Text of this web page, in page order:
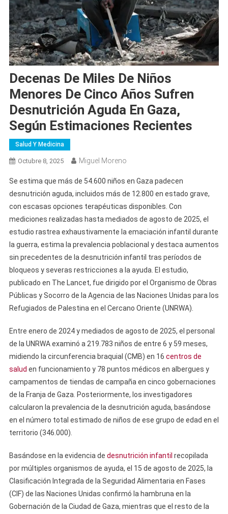
Decenas De Miles De Niños
Menores De Cinco Años Sufren
Desnutrición Aguda En Gaza,
Según Estimaciones Recientes
Salud Y Medicina
Octubre 8, 2025 Miguel Moreno
Se estima que más de 54.600 niños en Gaza padecen
desnutrición aguda, incluidos más de 12.800 en estado grave,
con escasas opciones terapéuticas disponibles. Con
mediciones realizadas hasta mediados de agosto de 2025, el
estudio rastrea exhaustivamente la emaciación infantil durante
la guerra, estima la prevalencia poblacional y destaca aumentos
sin precedentes de la desnutrición infantil tras períodos de
bloqueos y severas restricciones a la ayuda. El estudio,
publicado en The Lancet, fue dirigido por el Organismo de Obras
Públicas y Socorro de la Agencia de las Naciones Unidas para los
Refugiados de Palestina en el Cercano Oriente (UNRWA).
Entre enero de 2024 y mediados de agosto de 2025, el personal
de la UNRWA examinó a 219.783 niños de entre 6 y 59 meses,
midiendo la circunferencia braquial (CMB) en 16 centros de
salud en funcionamiento y 78 puntos médicos en albergues y
campamentos de tiendas de campaña en cinco gobernaciones
de la Franja de Gaza. Posteriormente, los investigadores
calcularon la prevalencia de la desnutrición aguda, basándose
en el número total estimado de niños de ese grupo de edad en el
territorio (346.000).
Basándose en la evidencia de desnutrición infantil recopilada
por múltiples organismos de ayuda, el 15 de agosto de 2025, la
Clasificación Integrada de la Seguridad Alimentaria en Fases
(CIF) de las Naciones Unidas confirmó la hambruna en la
Gobernación de la Ciudad de Gaza, mientras que el resto de la